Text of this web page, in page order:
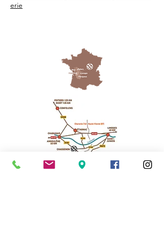
erie